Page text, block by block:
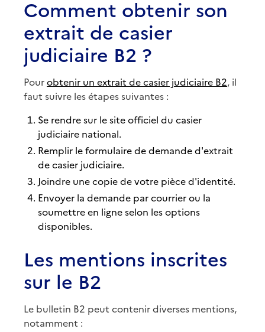
Comment obtenir son
extrait de casier
judiciaire B2 ?
Pourobtenir un extrait de casier judiciaire B2, il
faut suivre les étapes suivantes :
Se rendre sur le site officiel du casier
judiciaire national.
Remplir le formulaire de demande d'extrait
de casier judiciaire.
Joindre une copie de votre pièce d'identité.
Envoyer la demande par courrier ou la
soumettre en ligne selon les options
disponibles.
Les mentions inscrites
sur le B2
Le bulletin B2 peut contenir diverses mentions,
notamment :